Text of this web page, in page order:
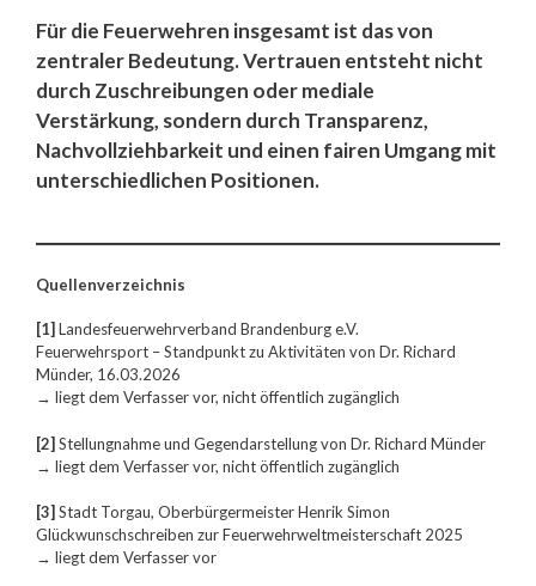
Für die Feuerwehren insgesamt ist das von
zentraler Bedeutung. Vertrauen entsteht nicht
durch Zuschreibungen oder mediale
Verstärkung, sondern durch Transparenz,
Nachvollziehbarkeit und einen fairen Umgang mit
unterschiedlichen Positionen.
Quellenverzeichnis
[1] Landesfeuerwehrverband Brandenburg e.V.
Feuerwehrsport – Standpunkt zu Aktivitäten von Dr. Richard
Münder, 16.03.2026
→ liegt dem Verfasser vor, nicht öffentlich zugänglich
[2] Stellungnahme und Gegendarstellung von Dr. Richard Münder
→ liegt dem Verfasser vor, nicht öffentlich zugänglich
[3] Stadt Torgau, Oberbürgermeister Henrik Simon
Glückwunschschreiben zur Feuerwehrweltmeisterschaft 2025
→ liegt dem Verfasser vor